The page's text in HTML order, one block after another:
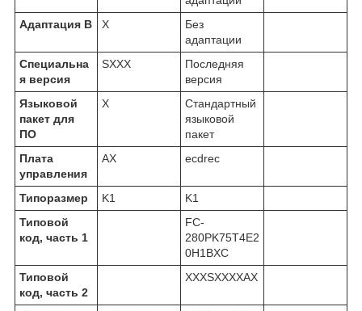
Адаптация В
X
Без
адаптации
Специальна
я версия
SXXX
Последняя
версия
Языковой
пакет для
ПО
X
Стандартный
языковой
пакет
Плата
управления
AX ecdrec
Типоразмер K1
K1
Типовой
код, часть 1
FC-
280PK75T4E2
0H1BXC
Типовой
код, часть 2
XXXSXXXXAX